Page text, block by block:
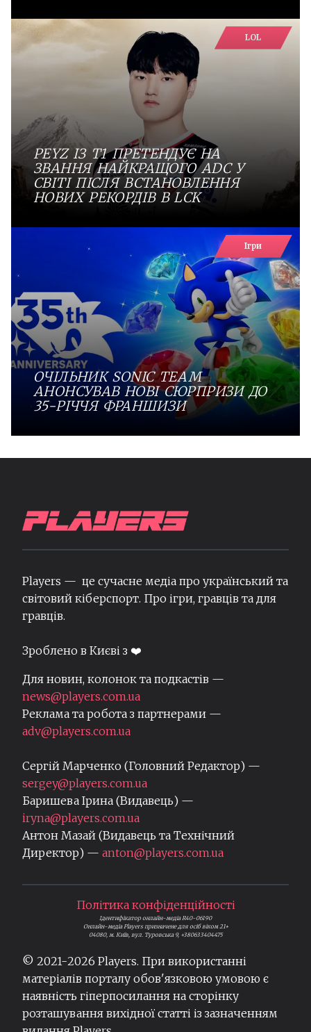
LOL
PEYZ ІЗ T1 ПРЕТЕНДУЄ НА
ЗВАННЯ НАЙКРАЩОГО ADC У
СВІТІ ПІСЛЯ ВСТАНОВЛЕННЯ
НОВИХ РЕКОРДІВ В LCK
Ігри
ОЧІЛЬНИК SONIC TEAM
АНОНСУВАВ НОВІ СЮРПРИЗИ ДО
35-РІЧЧЯ ФРАНШИЗИ
Players — це сучасне медіа про український та
світовий кіберспорт. Про ігри, гравців та для
гравців.
Зроблено в Києві з ❤️
Для новин, колонок та подкастів —
news@players.com.ua
Реклама та робота з партнерами —
adv@players.com.ua
Сергій Марченко (Головний Редактор) —
sergey@players.com.ua
Баришева Ірина (Видавець) —
iryna@players.com.ua
Антон Мазай (Видавець та Технічний
Директор) — anton@players.com.ua
Політика конфіденційності
Ідентифікатор онлайн-медіа R40-06190
Онлайн-медіа Players призначене для осіб віком 21+
04080, м. Київ, вул. Туровська 9, +380633404475
© 2021-2026 Players. При використанні
матеріалів порталу обов'язковою умовою є
наявність гіперпосилання на сторінку
розташування вихідної статті із зазначенням